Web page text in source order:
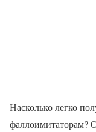
Насколько легко
фаллоимитаторам?